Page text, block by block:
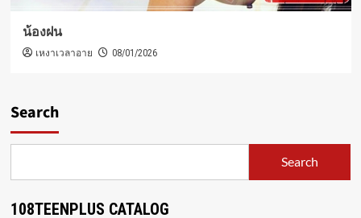
น้องฝน
เหงาเวลาอาย 08/01/2026
Search
Search
108TEENPLUS CATALOG